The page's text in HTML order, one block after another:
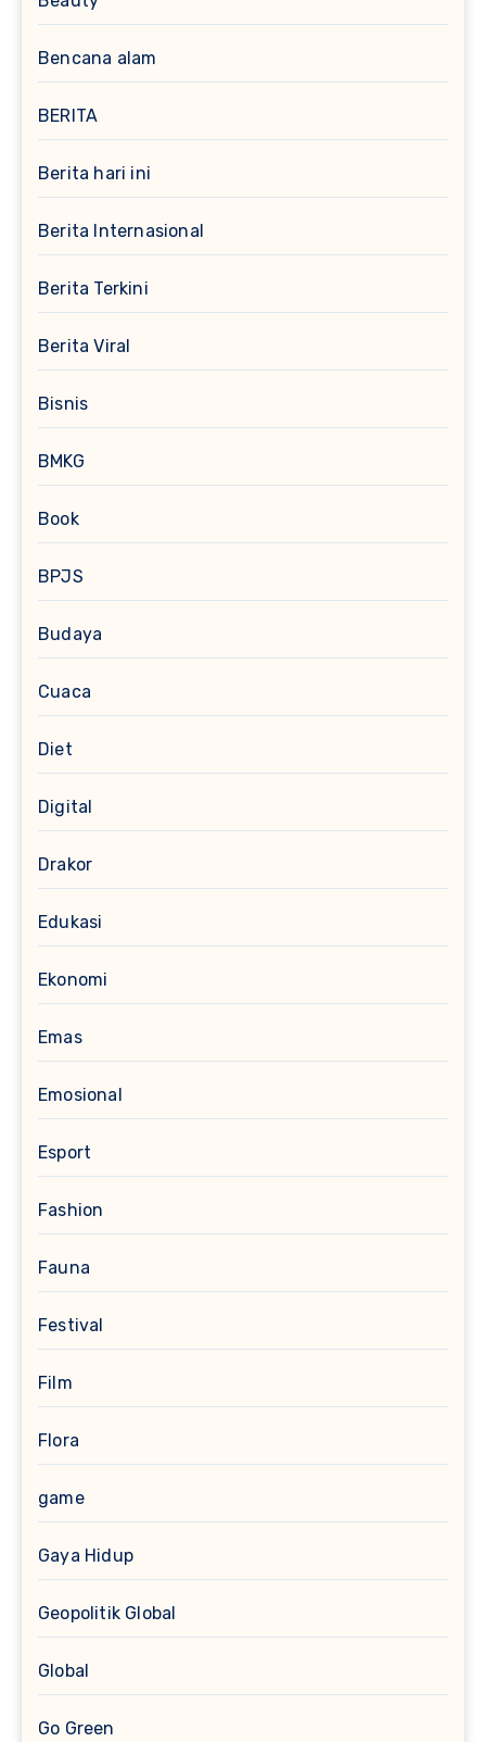
Bencana alam
BERITA
Berita hari ini
Berita Internasional
Berita Terkini
Berita Viral
Bisnis
BMKG
Book
BPJS
Budaya
Cuaca
Diet
Digital
Drakor
Edukasi
Ekonomi
Emas
Emosional
Esport
Fashion
Fauna
Festival
Film
Flora
game
Gaya Hidup
Geopolitik Global
Global
Go Green